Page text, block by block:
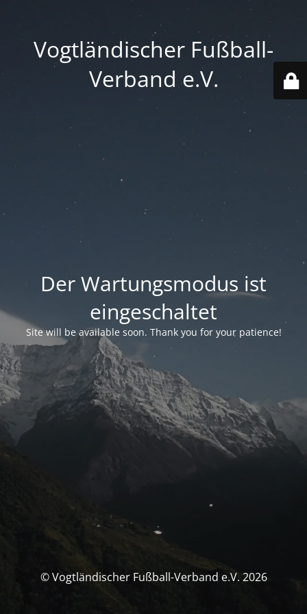
Vogtländischer Fußball-
Verband e.V.
Der Wartungsmodus ist
eingeschaltet
Site will be available soon. Thank you for your patience!
© Vogtländischer Fußball-Verband e.V. 2026